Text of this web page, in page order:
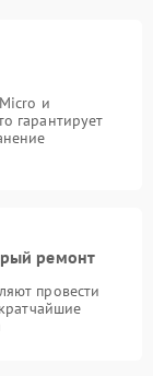
и
гарантирует
ремонт
провести